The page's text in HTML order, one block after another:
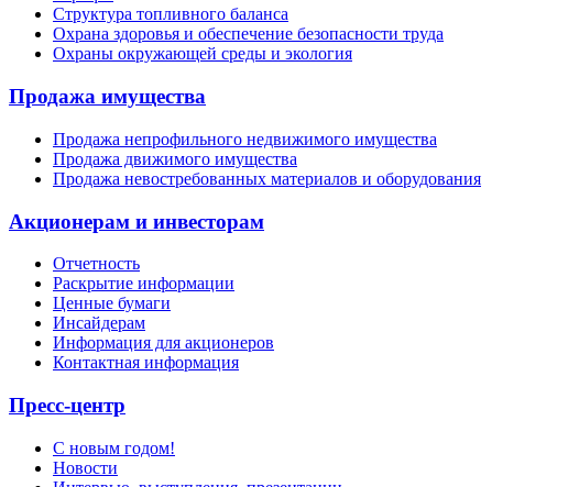
Структура топливного баланса
Охрана здоровья и обеспечение безопасности труда
Охраны окружающей среды и экология
Продажа имущества
Продажа непрофильного недвижимого имущества
Продажа движимого имущества
Продажа невостребованных материалов и оборудования
Акционерам и инвесторам
Отчетность
Раскрытие информации
Ценные бумаги
Инсайдерам
Информация для акционеров
Контактная информация
Пресс-центр
С новым годом!
Новости